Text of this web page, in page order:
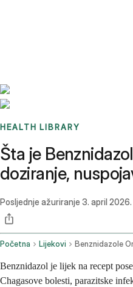
HEALTH LIBRARY
Šta je
doziranje,
Posljednje ažuriranje 3. april 2026.
Početna Lijekovi Benznidazole
Benznidazol je lijek na recept
Chagasove bolesti, parazitske